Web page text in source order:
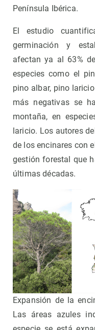
Península Ibérica.
El estudio
germinación y
afectan ya al 63%
especies como el
pino albar, pino
más negativas se
montaña, en
laricio. Los autores
de los encinares con
gestión forestal que
últimas décadas.
Expansión de la
Las áreas azules